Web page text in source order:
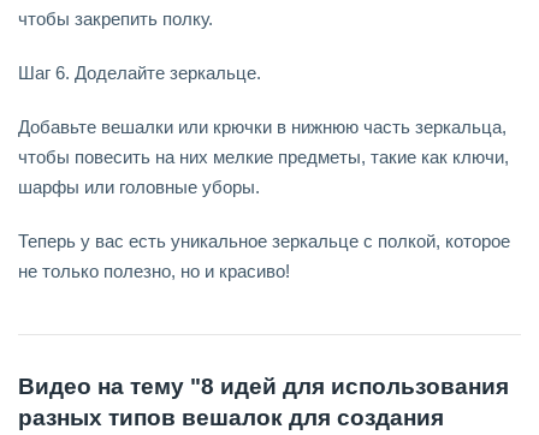
чтобы закрепить полку.
Шаг 6. Доделайте зеркальце.
Добавьте вешалки или крючки в нижнюю часть зеркальца,
чтобы повесить на них мелкие предметы, такие как ключи,
шарфы или головные уборы.
Теперь у вас есть уникальное зеркальце с полкой, которое
не только полезно, но и красиво!
Видео на тему "8 идей для использования
разных типов вешалок для создания